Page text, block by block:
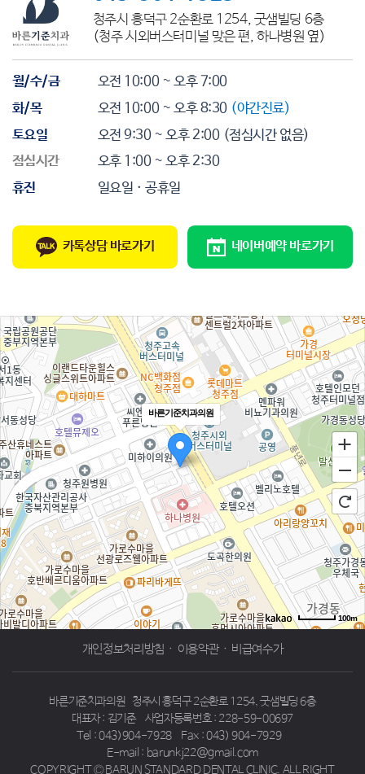
청주시 흥덕구 2순환로 1254, 굿샘빌딩 6층
(청주 시외버스터미널 맞은 편, 하나병원 옆)
월/수/금
오전 10:00 ~ 오후 7:00
화/목
오전 10:00 ~ 오후 8:30 (야간진료)
토요일
오전 9:30 ~ 오후 2:00 (점심시간 없음)
점심시간
오후 1:00 ~ 오후 2:30
휴진
일요일 · 공휴일
카톡상담 바로가기 네이버예약 바로가기
바른기준치과의원
100m
로드뷰 길찾기
개인정보처리방침 · 이용약관 · 비급여수가
바른기준치과의원
청주시 흥덕구 2순환로 1254, 굿샘빌딩 6층
대표자 : 김기준
사업자등록번호 : 228-59-00697
Tel : 043)904-7928
Fax : 043) 904-7929
E-mail : barunkj22@gmail.com
COPYRIGHT Ⓒ BARUN STANDARD DENTAL CLINIC. ALL RIGHT